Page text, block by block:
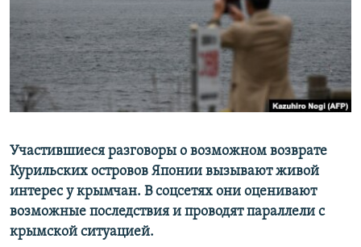
КРЫМ.НЕПОКОРЕННЫЙ
ELIFBE
УКРАИНСКАЯ ПРОБЛЕМА КРЫМА
Участившиеся разговоры о возможном возврате
Курильских островов Японии вызывают живой
интерес у крымчан. В соцсетях они оценивают
возможные последствия и проводят параллели с
крымской ситуацией.